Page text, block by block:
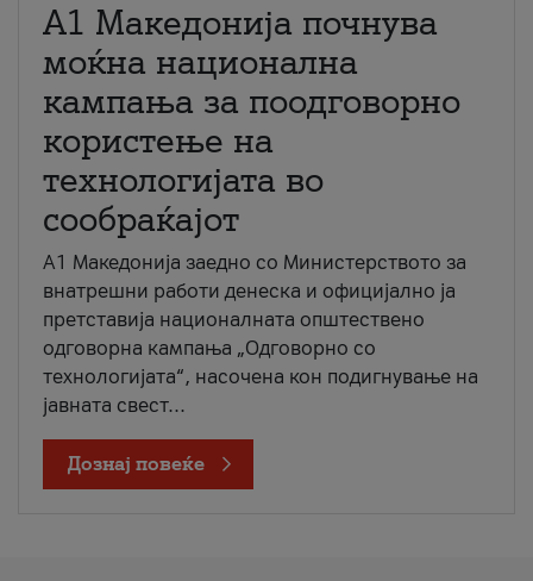
A1 Македонија почнува
моќна национална
кампања за поодговорно
користење на
технологијата во
сообраќајот
A1 Македонија заедно со Министерството за
внатрешни работи денеска и официјално ја
претставија националната општествено
одговорна кампања „Одговорно со
технологијата“, насочена кон подигнување на
јавната свест...
Дознај повеќе